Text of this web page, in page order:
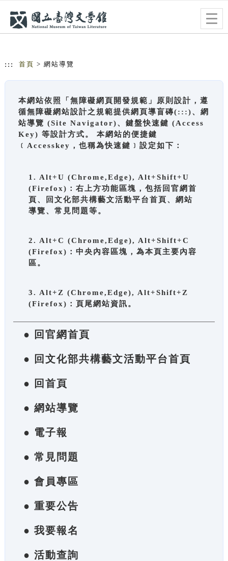
::: 首頁 > 網站導覽
本網站依照「無障礙網頁開發規範」原則設計，遵
循無障礙網站設計之規範提供網頁導盲磚(:::)、網
站導覽 (Site Navigator)、鍵盤快速鍵 (Access
Key) 等設計方式。 本網站的便捷鍵
﹝Accesskey，也稱為快速鍵﹞設定如下：
1. Alt+U (Chrome,Edge), Alt+Shift+U
(Firefox)：右上方功能區塊，包括回官網首
頁、回文化部共構藝文活動平台首頁、網站
導覽、常見問題等。
2. Alt+C (Chrome,Edge), Alt+Shift+C
(Firefox)：中央內容區塊，為本頁主要內容
區。
3. Alt+Z (Chrome,Edge), Alt+Shift+Z
(Firefox)：頁尾網站資訊。
● 回官網首頁
● 回文化部共構藝文活動平台首頁
● 回首頁
● 網站導覽
● 電子報
● 常見問題
● 會員專區
● 重要公告
● 我要報名
● 活動查詢